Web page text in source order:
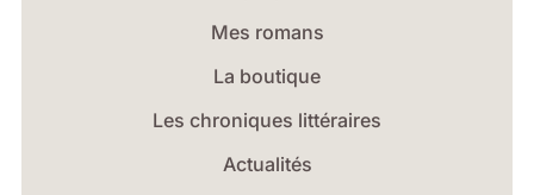
Mes romans
La boutique
Les chroniques littéraires
Actualités